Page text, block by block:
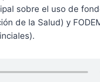
sobre el uso de
de la Salud) y